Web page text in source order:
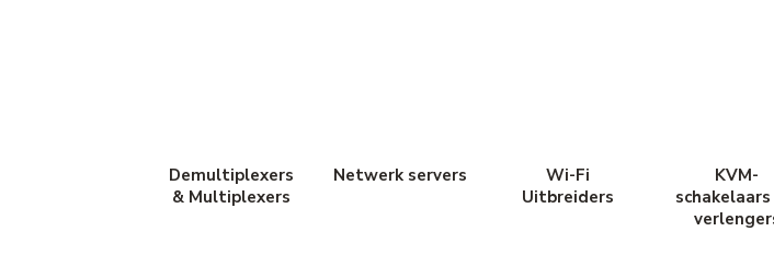
Demultiplexers
& Multiplexers
Netwerk servers
Wi-Fi
Uitbreiders
KVM-
schakelaars